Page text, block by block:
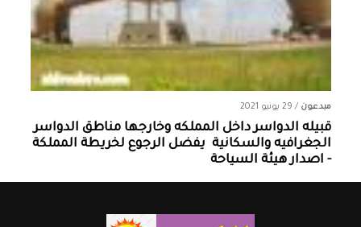
مبدعون / 29 يونيو 2021
قبيله الدواسر داخل المملكه وخارجها ‏مناطق الدواسر
الجغرافيه والسكانية ‏ يفضل الرجوع لخريطة المملكة
- اصدار هيئة السياحة